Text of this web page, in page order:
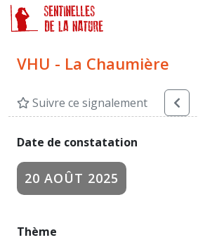
VHU - La Chaumière
Suivre ce signalement
Date de constatation
20 AOÛT 2025
Thème
Panneau de gestion des cookies